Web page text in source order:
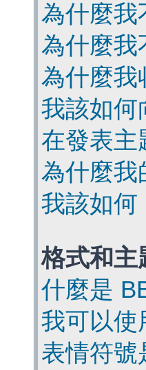
為什麼我
為什麼我
為什麼我
我該如何
在發表主
為什麼我
我該如何
格式和主
什麼是
我可以使
表情符號